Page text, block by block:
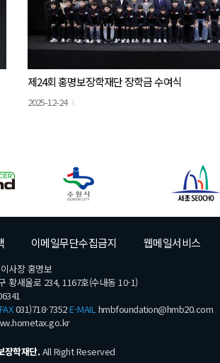
제24회 홍명보장학재단 장학금 수여식
2025-12-24
이메일무단수집금지 웹메일서비스
사장 홍명보
황새울로 234, 1167호(수내동 10-1)
FAX031)718-7352E-MAILhmbfoundation@hmb20.com
장학재단.All Right Reserved